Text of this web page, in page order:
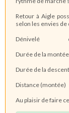
Retour à Aigle
selon les envies de
Dénivelé
Durée de la
Durée de la
Distance
Au plaisir de faire